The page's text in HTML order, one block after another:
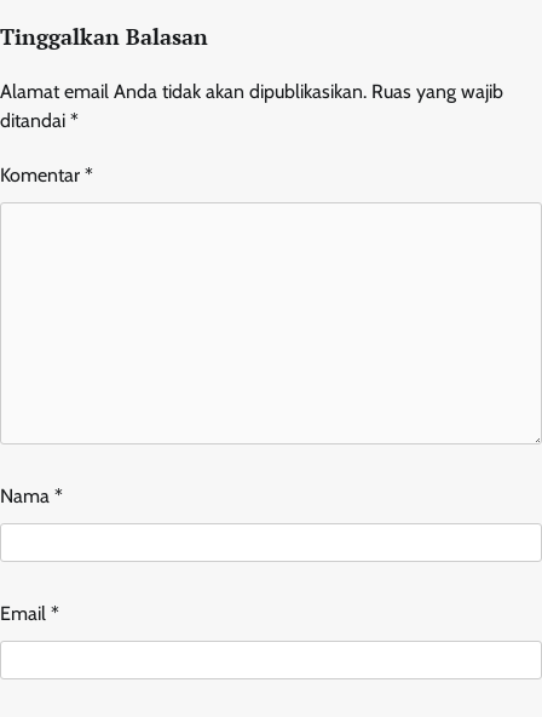
Tinggalkan Balasan
Alamat email Anda tidak akan dipublikasikan. Ruas yang wajib
ditandai *
Komentar *
Nama *
Email *